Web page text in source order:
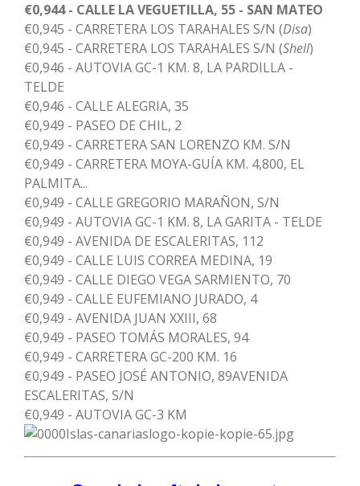
€0,944 - CALLE LA VEGUETILLA, 55 - SAN MATEO
€0,945 - CARRETERA LOS TARAHALES S/N (Disa)
€0,945 - CARRETERA LOS TARAHALES S/N (Shell)
€0,946 - AUTOVIA GC-1 KM. 8, LA PARDILLA -
TELDE
€0,946 - CALLE ALEGRIA, 35
€0,949 - PASEO DE CHIL, 2
€0,949 - CARRETERA SAN LORENZO KM. S/N
€0,949 - CARRETERA MOYA-GUÍA KM. 4,800, EL
PALMITA...
€0,949 - CALLE GREGORIO MARAÑON, S/N
€0,949 - AUTOVIA GC-1 KM. 8, LA GARITA - TELDE
€0,949 - AVENIDA DE ESCALERITAS, 112
€0,949 - CALLE LUIS CORREA MEDINA, 19
€0,949 - CALLE DIEGO VEGA SARMIENTO, 70
€0,949 - CALLE EUFEMIANO JURADO, 4
€0,949 - AVENIDA JUAN XXIII, 68
€0,949 - PASEO TOMÁS MORALES, 94
€0,949 - CARRETERA GC-200 KM. 16
€0,949 - PASEO JOSÉ ANTONIO, 89AVENIDA
ESCALERITAS, S/N
€0,949 - AUTOVIA GC-3 KM